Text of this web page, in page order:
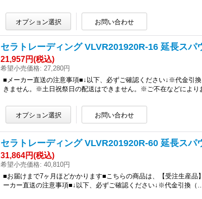
セラトレーディング VLVR201920R-16 延長ス
21,957円(税込)
希望小売価格: 27,280円
■メーカー直送の注意事項■↓以下、必ずご確認ください↓※代金引
きません。※土日祝祭日の配送はできません。※ご不在などにより
セラトレーディング VLVR201920R-60 延長ス
31,864円(税込)
希望小売価格: 40,810円
■お届けまで7ヶ月ほどかかります■こちらの商品は、【受注生産
ーカー直送の注意事項■↓以下、必ずご確認ください↓※代金引換（…